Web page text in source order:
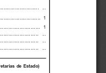
...
1
1
...
...
de  Estado)